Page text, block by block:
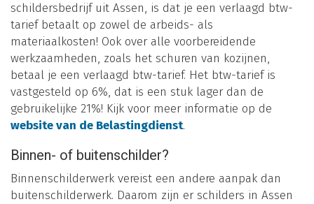
schildersbedrijf uit Assen, is dat je een verlaagd btw-
tarief betaalt op zowel de arbeids- als
materiaalkosten! Ook over alle voorbereidende
werkzaamheden, zoals het schuren van kozijnen,
betaal je een verlaagd btw-tarief. Het btw-tarief is
vastgesteld op 6%, dat is een stuk lager dan de
gebruikelijke 21%! Kijk voor meer informatie op de
website van de Belastingdienst.
Binnen- of buitenschilder?
Binnenschilderwerk vereist een andere aanpak dan
buitenschilderwerk. Daarom zijn er schilders in Assen